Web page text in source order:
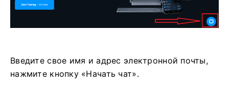
Введите свое имя и адрес электронной почты,
нажмите кнопку «Начать чат».